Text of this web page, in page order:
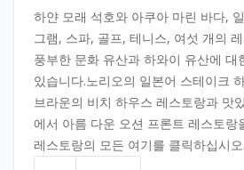
하얀 모래 석호와 아쿠아 마린 바다,
그램, 스파, 골프, 테니스, 여섯 개의
풍부한 문화 유산과 하와이 유산에 대
있습니다.노리오의 일본어 스테이크
브라운의 비치 하우스 레스토랑과 맛
에서 아름 다운 오션 프론트 레스토랑
레스토랑의 모든 여기를 클릭하십시